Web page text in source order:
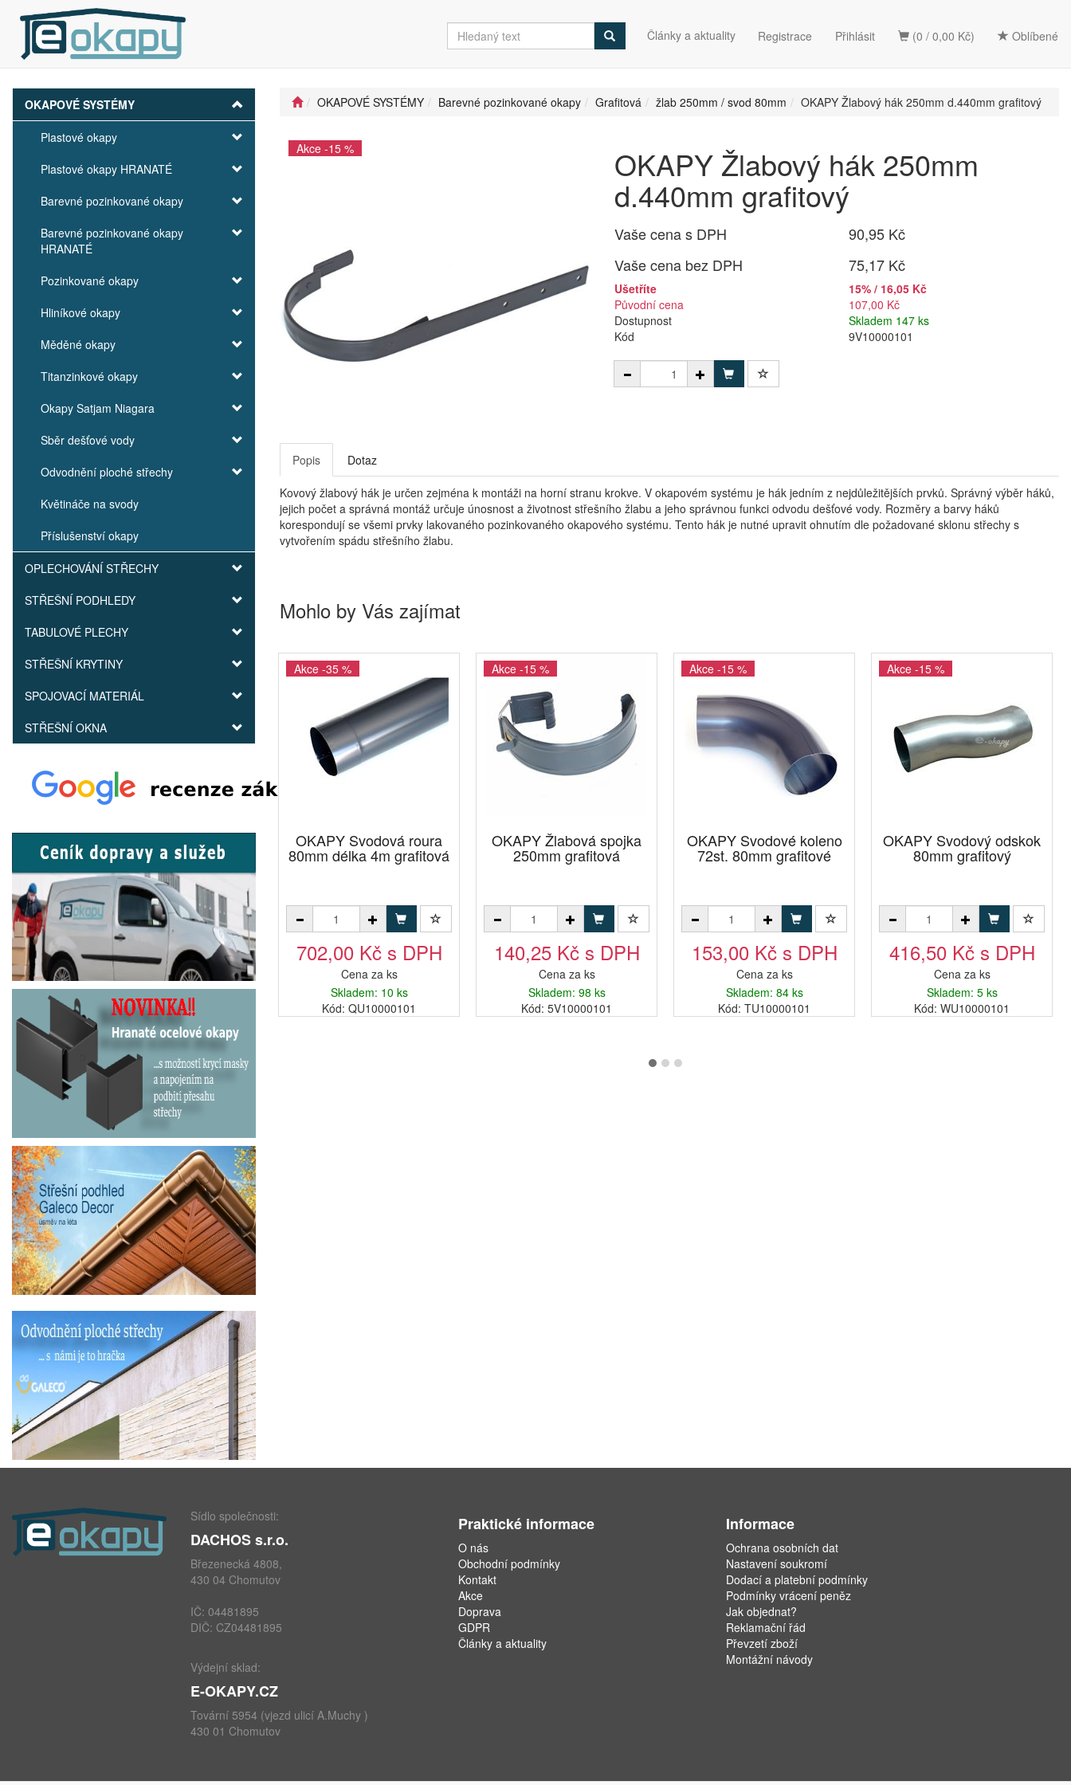
(0 / 0,00 Kč) Oblíbené
Články a aktuality Registrace Přihlásit
OKAPOVÉ SYSTÉMY
Plastové okapy
Plastové okapy HRANATÉ
Barevné pozinkované okapy
Barevné pozinkované okapy
HRANATÉ
Pozinkované okapy
Hliníkové okapy
Měděné okapy
Titanzinkové okapy
Okapy Satjam Niagara
Sběr dešťové vody
Odvodnění ploché střechy
Květináče na svody
Příslušenství okapy
OPLECHOVÁNÍ STŘECHY
STŘEŠNÍ PODHLEDY
TABULOVÉ PLECHY
STŘEŠNÍ KRYTINY
SPOJOVACÍ MATERIÁL
STŘEŠNÍ OKNA
OKAPOVÉ SYSTÉMY Barevné pozinkované okapy Grafitová žlab 250mm / svod 80mm OKAPY Žlabový hák 250mm d.440mm grafitový
Akce -15 % OKAPY Žlabový hák 250mm
d.440mm grafitový
Vaše cena s DPH
90,95 Kč
Vaše cena bez DPH
75,17 Kč
Ušetříte
15% / 16,05 Kč
Původní cena
107,00 Kč
Dostupnost
Skladem 147 ks
Kód
9V10000101
Popis Dotaz
Kovový žlabový hák je určen zejména k montáži na horní stranu krokve. V okapovém systému je hák jedním z nejdůležitějších prvků. Správný výběr háků,
jejich počet a správná montáž určuje únosnost a životnost střešního žlabu a jeho správnou funkci odvodu dešťové vody. Rozměry a barvy háků
korespondují se všemi prvky lakovaného pozinkovaného okapového systému. Tento hák je nutné upravit ohnutím dle požadované sklonu střechy s
vytvořením spádu střešního žlabu.
Mohlo by Vás zajímat
Akce -35 %
OKAPY Svodová roura
80mm délka 4m grafitová
702,00 Kč s DPH
Cena za ks
Skladem: 10 ks
Kód: QU10000101
Akce -15 %
OKAPY Žlabová spojka
250mm grafitová
140,25 Kč s DPH
Cena za ks
Skladem: 98 ks
Kód: 5V10000101
Akce -15 %
OKAPY Svodové koleno
72st. 80mm grafitové
153,00 Kč s DPH
Cena za ks
Skladem: 84 ks
Kód: TU10000101
Akce -15 %
OKAPY Svodový odskok
80mm grafitový
416,50 Kč s DPH
Cena za ks
Skladem: 5 ks
Kód: WU10000101
Sídlo společnosti:
DACHOS s.r.o.
Březenecká 4808,
430 04 Chomutov
IČ: 04481895
DIČ: CZ04481895
Výdejní sklad:
E-OKAPY.CZ
Tovární 5954 (vjezd ulicí A.Muchy )
430 01 Chomutov
Praktické informace
O nás
Obchodní podmínky
Kontakt
Akce
Doprava
GDPR
Články a aktuality
Informace
Ochrana osobních dat
Nastavení soukromí
Dodací a platební podmínky
Podmínky vrácení peněz
Jak objednat?
Reklamační řád
Převzetí zboží
Montážní návody